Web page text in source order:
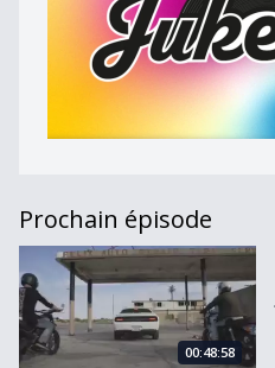
Prochain épisode
Jukebox [S.2018][E.22]
00:48:58